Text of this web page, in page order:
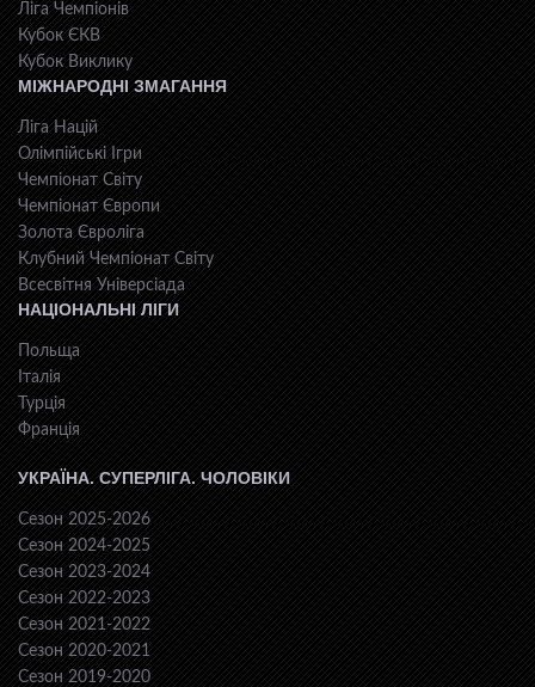
Ліга Чемпіонів
Кубок ЄКВ
Кубок Виклику
МІЖНАРОДНІ ЗМАГАННЯ
Ліга Націй
Олімпійські Ігри
Чемпіонат Світу
Чемпіонат Європи
Золота Євроліга
Клубний Чемпіонат Світу
Всесвiтня Унiверсiaда
НАЦІОНАЛЬНІ ЛІГИ
Польща
Італія
Турція
Франція
УКРАЇНА. СУПЕРЛІГА. ЧОЛОВІКИ
Сезон 2025-2026
Сезон 2024-2025
Сезон 2023-2024
Сезон 2022-2023
Сезон 2021-2022
Сезон 2020-2021
Сезон 2019-2020